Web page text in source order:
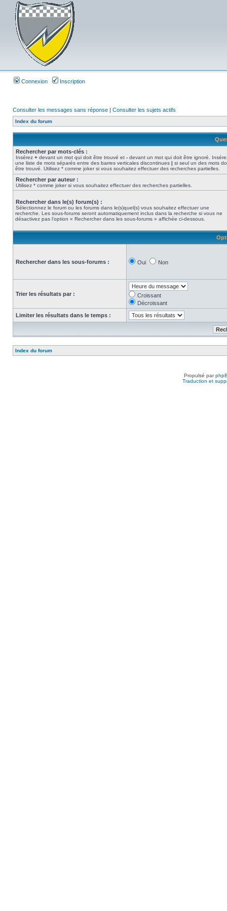
Connexion Inscription
Consulter les messages sans réponse | Consulter les sujets actifs
Index du forum
Rechercher par mots-clés :
Insérez + devant un mot qui doit être trouvé et - devant un mot qui doit être ignoré.
une liste de mots séparés entre des barres verticales discontinues | si seul un des mots
être trouvé. Utilisez * comme joker si vous souhaitez effectuer des recherches partielles.
Rechercher par auteur :
Utilisez * comme joker si vous souhaitez effectuer des recherches partielles.
Rechercher dans le(s) forum(s) :
Sélectionnez le forum ou les forums dans le(s)quel(s) vous souhaitez effectuer une
recherche. Les sous-forums seront automatiquement inclus dans la recherche si vous ne
désactivez pas l’option « Rechercher dans les sous-forums » affichée ci-dessous.
Rechercher dans les sous-forums : Oui Non
Trier les résultats par :
Croissant
Décroissant
Limiter les résultats dans le temps :
Index du forum
Propulsé par
Traduction et